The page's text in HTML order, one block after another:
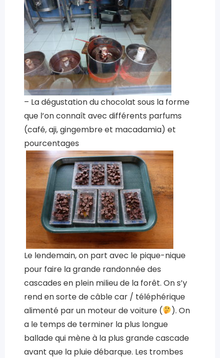
– La dégustation du chocolat sous la forme
que l’on connaît avec différents parfums
(café, aji, gingembre et macadamia) et
pourcentages
Le lendemain, on part avec le pique-nique
pour faire la grande randonnée des
cascades en plein milieu de la forêt. On s’y
rend en sorte de câble car / téléphérique
alimenté par un moteur de voiture (
). On
a le temps de terminer la plus longue
ballade qui mène à la plus grande cascade
avant que la pluie débarque. Les trombes